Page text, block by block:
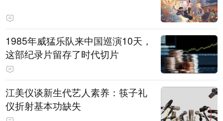
1985年威猛乐队来中国巡演10天，
这部纪录片留存了时代切片
江美仪谈新生代艺人素养：筷子礼
仪折射基本功缺失